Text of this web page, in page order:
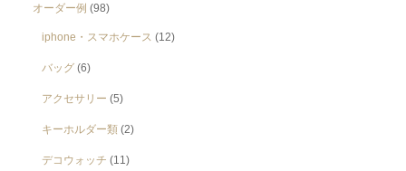
オーダー例 (98)
iphone・スマホケース (12)
バッグ (6)
アクセサリー (5)
キーホルダー類 (2)
デコウォッチ (11)